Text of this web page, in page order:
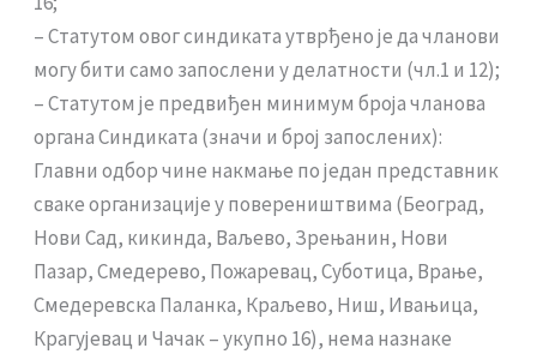
– Статутом овог синдиката утврђено је да чланови
могу бити само запослени у делатности (чл.1 и 12);
– Статутом је предвиђен минимум броја чланова
органа Синдиката (значи и број запослених):
Главни одбор чине накмање по један представник
сваке организације у повереништвима (Београд,
Нови Сад, кикинда, Ваљево, Зрењанин, Нови
Пазар, Смедерево, Пожаревац, Суботица, Врање,
Смедеревска Паланка, Краљево, Ниш, Ивањица,
Крагујевац и Чачак – укупно 16), нема назнаке